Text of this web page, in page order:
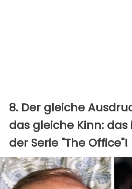
8. Der gleiche
das gleiche Kinn: das
der Serie "The Office"!